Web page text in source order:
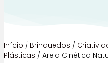
Início / Brinquedos /
Plásticas / Areia Cinética